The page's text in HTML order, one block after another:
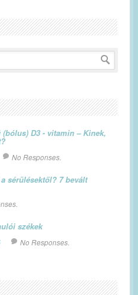
D3 - vitamin – Kinek,
No Responses.
sérülésektől? 7 bevált
székek
No Responses.